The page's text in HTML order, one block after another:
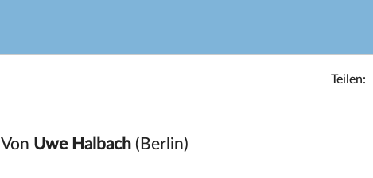
Teilen:
Von Uwe Halbach (Berlin)